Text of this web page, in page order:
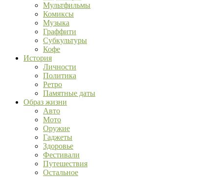
Мультфильмы
Комиксы
Музыка
Граффити
Субкультуры
Кофе
История
Личности
Политика
Ретро
Памятные даты
Образ жизни
Авто
Мото
Оружие
Гаджеты
Здоровье
Фестивали
Путешествия
Остальное